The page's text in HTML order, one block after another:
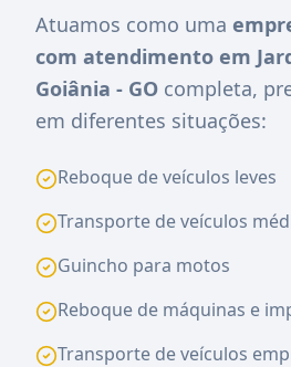
Atuamos como uma
com atendimento em
Goiânia - GO completa,
em diferentes situações:
Reboque de veículos leves
Transporte de veículos
Guincho para motos
Reboque de máquinas e
Transporte de veículos